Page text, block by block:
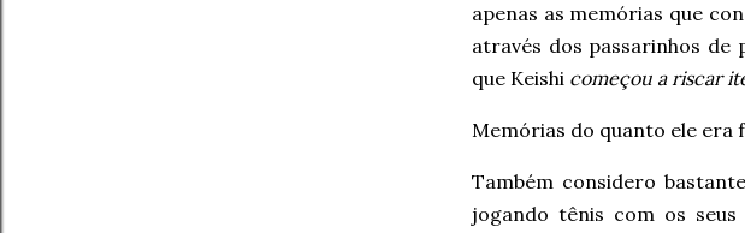
apenas as memórias que
através dos passarinhos de
que Keishi começou a riscar
Memórias do quanto ele era
Também considero
jogando tênis com os